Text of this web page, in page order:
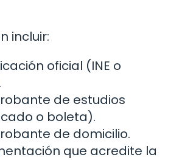
incluir:
oficial (INE o
de estudios
o boleta).
de domicilio.
que acredite la